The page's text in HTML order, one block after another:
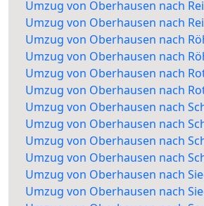
Umzug von Oberhausen nach
Umzug von Oberhausen nach
Umzug von Oberhausen nach
Umzug von Oberhausen nach
Umzug von Oberhausen nach
Umzug von Oberhausen nach
Umzug von Oberhausen nach
Umzug von Oberhausen nach
Umzug von Oberhausen nach
Umzug von Oberhausen nach
Umzug von Oberhausen nach
Umzug von Oberhausen nach